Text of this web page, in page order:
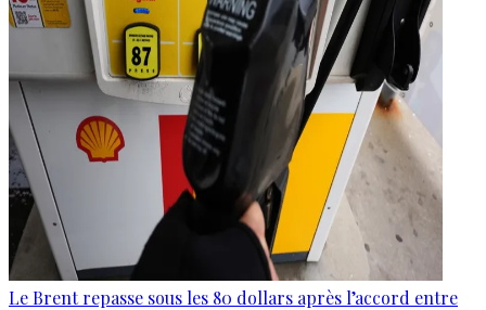
Le Brent repasse sous les 80 dollars après l’accord entre